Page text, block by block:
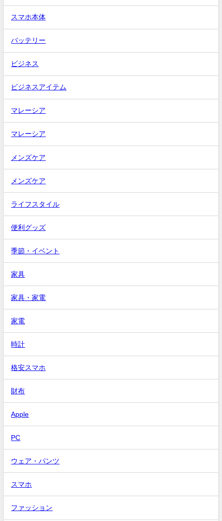
スマホ本体
バッテリー
ビジネス
ビジネスアイテム
マレーシア
マレーシア
メンズケア
メンズケア
ライフスタイル
便利グッズ
季節・イベント
家具
家具・家電
家電
時計
格安スマホ
財布
Apple
PC
ウェア・パンツ
スマホ
ファッション